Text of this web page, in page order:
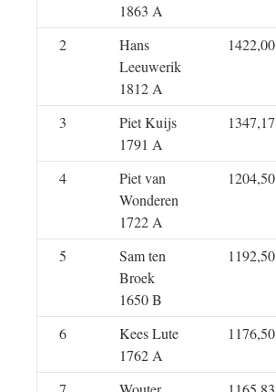
1863 A
2
Hans
Leeuwerik
1812 A
1422,00
3
Piet Kuijs
1791 A
1347,17
4
Piet van
Wonderen
1722 A
1204,50
5
Sam ten
Broek
1650 B
1192,50
6
Kees Lute
1762 A
1176,50